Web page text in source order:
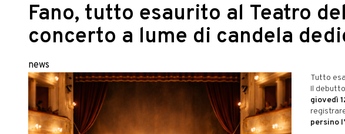
Fano, tutto esaurito al Teatro
concerto a lume di candela
news
Tutto
Il
giovedì
persino